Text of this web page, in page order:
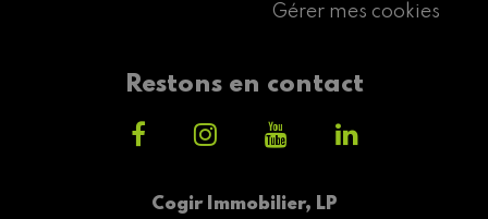
Cogir Immobilier, LP
Gérer mes cookies
Restons en contact